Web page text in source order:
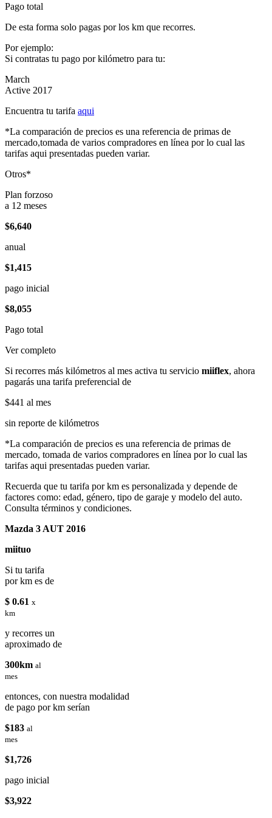
Pago total
De esta forma solo pagas por los km que recorres.
Por ejemplo:
Si contratas tu pago por kilómetro para tu:
March
Active 2017
Encuentra tu tarifa aqui
*La comparación de precios es una referencia de primas de
mercado,tomada de varios compradores en línea por lo cual las
tarifas aqui presentadas pueden variar.
Otros*
Plan forzoso
a 12 meses
$6,640
anual
$1,415
pago inicial
$8,055
Pago total
Ver completo
Si recorres más kilómetros al mes activa tu servicio miiflex, ahora
pagarás una tarifa preferencial de
$441 al mes
sin reporte de kilómetros
*La comparación de precios es una referencia de primas de
mercado, tomada de varios compradores en línea por lo cual las
tarifas aqui presentadas pueden variar.
Recuerda que tu tarifa por km es personalizada y depende de
factores como: edad, género, tipo de garaje y modelo del auto.
Consulta términos y condiciones.
Mazda 3 AUT 2016
miituo
Si tu tarifa
por km es de
$ 0.61 x
km
y recorres un
aproximado de
300km al
mes
entonces, con nuestra modalidad
de pago por km serían
$183 al
mes
$1,726
pago inicial
$3,922